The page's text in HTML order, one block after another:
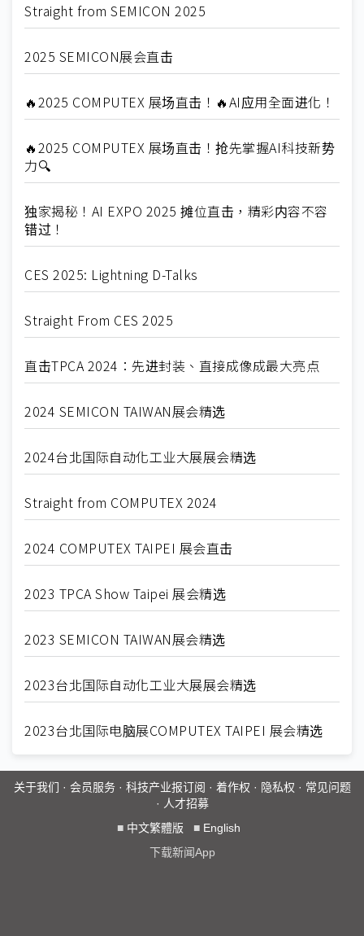
Straight from SEMICON 2025
2025 SEMICON展会直击
🔥2025 COMPUTEX 展场直击！🔥AI应用全面进化！
🔥2025 COMPUTEX 展场直击！抢先掌握AI科技新势
力🔍
独家揭秘！AI EXPO 2025 摊位直击，精彩内容不容
错过！
CES 2025: Lightning D-Talks
Straight From CES 2025
直击TPCA 2024：先进封装、直接成像成最大亮点
2024 SEMICON TAIWAN展会精选
2024台北国际自动化工业大展展会精选
Straight from COMPUTEX 2024
2024 COMPUTEX TAIPEI 展会直击
2023 TPCA Show Taipei 展会精选
2023 SEMICON TAIWAN展会精选
2023台北国际自动化工业大展展会精选
2023台北国际电脑展COMPUTEX TAIPEI 展会精选
关于我们 · 会员服务· 科技产业报订阅 · 着作权 · 隐私权 · 常见问题
· 人才招募
■ 中文繁體版 ■ English
下载新闻App